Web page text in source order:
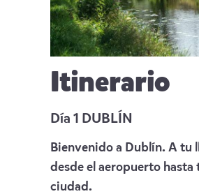
Itinerario
Día 1 DUBLÍN
Bienvenido a Dublín. A tu
desde el aeropuerto
ciudad.